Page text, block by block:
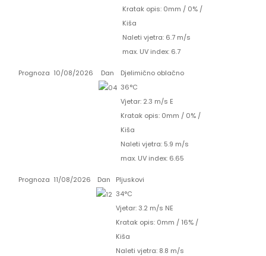
Kratak opis: 0mm / 0%/
Kiša
Naleti vjetra: 6.7 m/s
max. UV index: 6.7
Prognoza 10/08/2026 Dan
Djelimično oblačno
36°C
Vjetar: 2.3 m/s E
Kratak opis: 0mm / 0%/
Kiša
Naleti vjetra: 5.9 m/s
max. UV index: 6.65
Prognoza 11/08/2026 Dan
Pljuskovi
34°C
Vjetar: 3.2 m/s NE
Kratak opis: 0mm / 16%/
Kiša
Naleti vjetra: 8.8 m/s